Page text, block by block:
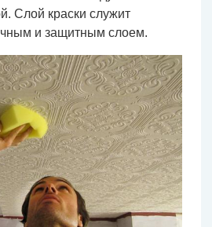
Слой краски служит
и защитным слоем.